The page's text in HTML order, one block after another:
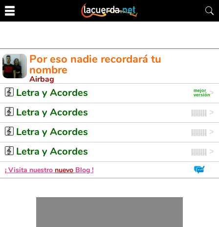
Por eso nadie recordará tu
nombre
Airbag
Letra y Acordes
Letra y Acordes
Letra y Acordes
Letra y Acordes
¡ Visita nuestro nuevo Blog !